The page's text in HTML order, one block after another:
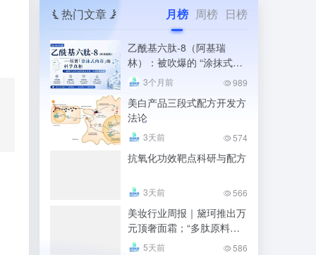
热门文章 月榜 周榜 日榜
乙酰基六肽-8（阿基瑞
林）：被吹爆的 “涂抹式肉
毒”，科学真相到底是什么
3个月前 989
美白产品三段式配方开发方
法论
3天前 574
抗氧化功效靶点科研与配方
3天前 566
美妆行业周报｜黛珂推出万
元顶奢面霜；“多肽原料第
一股”维琪科技上市；凯伊
5天前 586